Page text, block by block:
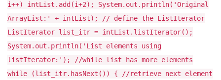
i++) intList.add(i+2); System.out.println('Original
ArrayList:' + intList); // define the ListIterator
ListIterator list_itr = intList.listIterator();
System.out.println('List elements using
listIterator:'); //while list has more elements
while (list_itr.hasNext()) { //retrieve next element